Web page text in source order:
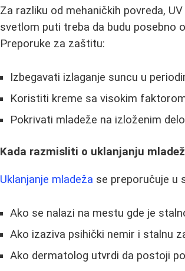
Za razliku od mehaničkih povreda,
svetlom puti treba da budu posebno
Preporuke za zaštitu:
Izbegavati izlaganje suncu u
Koristiti kreme sa visokim
Pokrivati mladeže na izloženim
Kada razmisliti o uklanjanju
Uklanjanje mladeža se preporučuje u
Ako se nalazi na mestu gde je
Ako izaziva psihički nemir i stalnu
Ako dermatolog utvrdi da postoji